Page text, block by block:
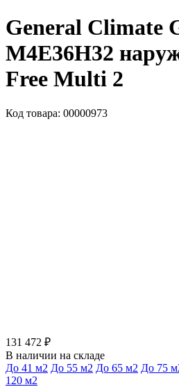
General Climate
M4E36H32
Free Multi 2
Код товара: 00000973
131 472 ₽
В наличии на складе
До 41 м2 До 55 м2 До 65 м2 До 75
120 м2